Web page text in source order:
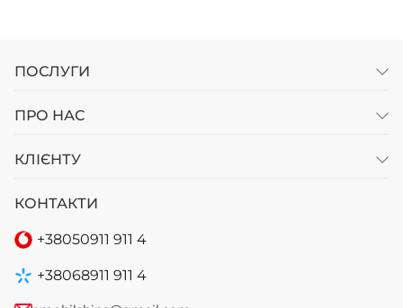
ПОСЛУГИ
ПРО НАС
КЛІЄНТУ
КОНТАКТИ
+38050911 911 4
+38068911 911 4